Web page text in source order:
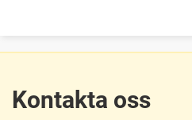
Kontakta oss